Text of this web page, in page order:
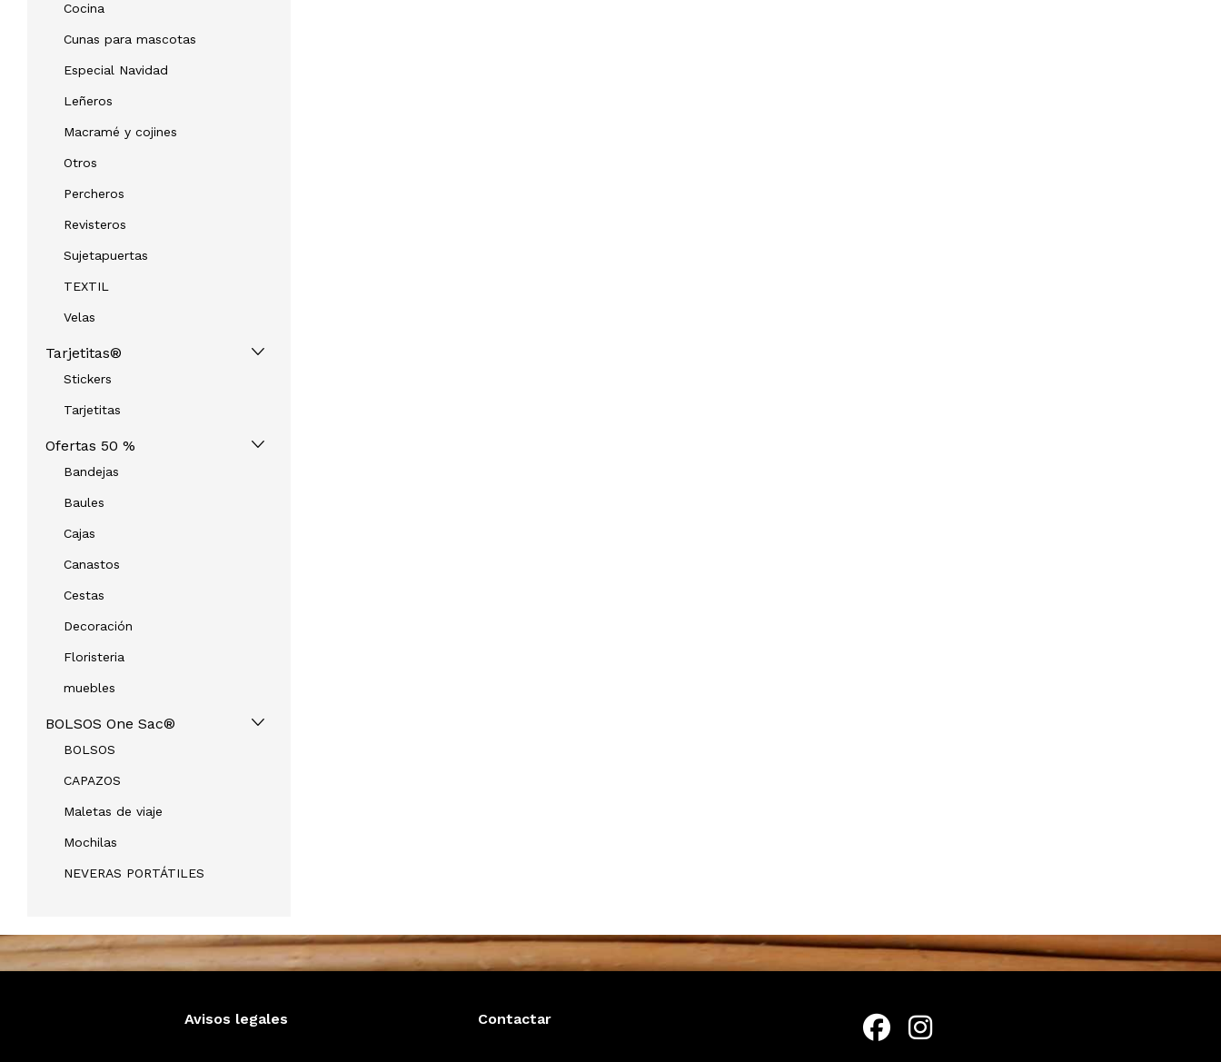
Cocina
Cunas para mascotas
Especial Navidad
Leñeros
Macramé y cojines
Otros
Percheros
Revisteros
Sujetapuertas
TEXTIL
Velas
Tarjetitas®
Stickers
Tarjetitas
Ofertas 50 %
Bandejas
Baules
Cajas
Canastos
Cestas
Decoración
Floristeria
muebles
BOLSOS One Sac®
BOLSOS
CAPAZOS
Maletas de viaje
Mochilas
NEVERAS PORTÁTILES
Avisos legales Contactar